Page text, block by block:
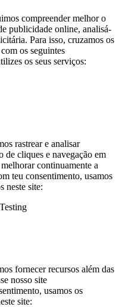
compreender melhor o
publicidade online, analisá-
Para isso, cruzamos os
os seguintes
os seus serviços:
rastrear e analisar
de cliques e navegação em
continuamente a
teu consentimento, usamos
neste site:
fornecer recursos além das
nosso site
usamos os
site: